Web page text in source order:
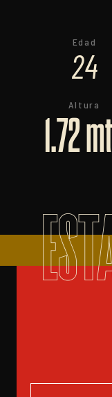
Edad
24
Altura
1.72